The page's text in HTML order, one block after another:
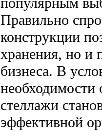
Правильно
конструкции
хранения, но и
бизнеса. В
необходимости
стеллажи
эффективной